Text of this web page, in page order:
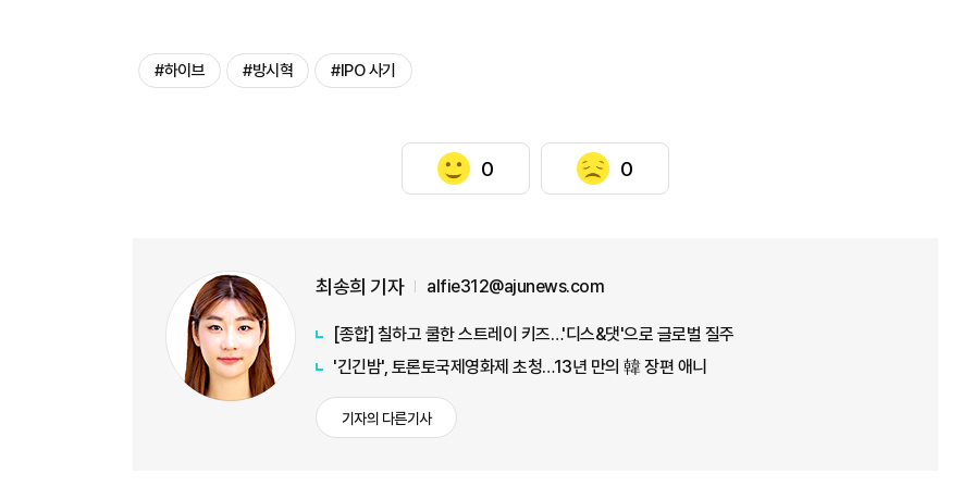
#하이브 #방시혁 #IPO 사기
0 0
최송희 기자 alfie312@ajunews.com
[종합] 칠하고 쿨한 스트레이 키즈…'디스&댓'으로 글로벌 질주
'긴긴밤', 토론토국제영화제 초청…13년 만의 韓 장편 애니
기자의 다른기사